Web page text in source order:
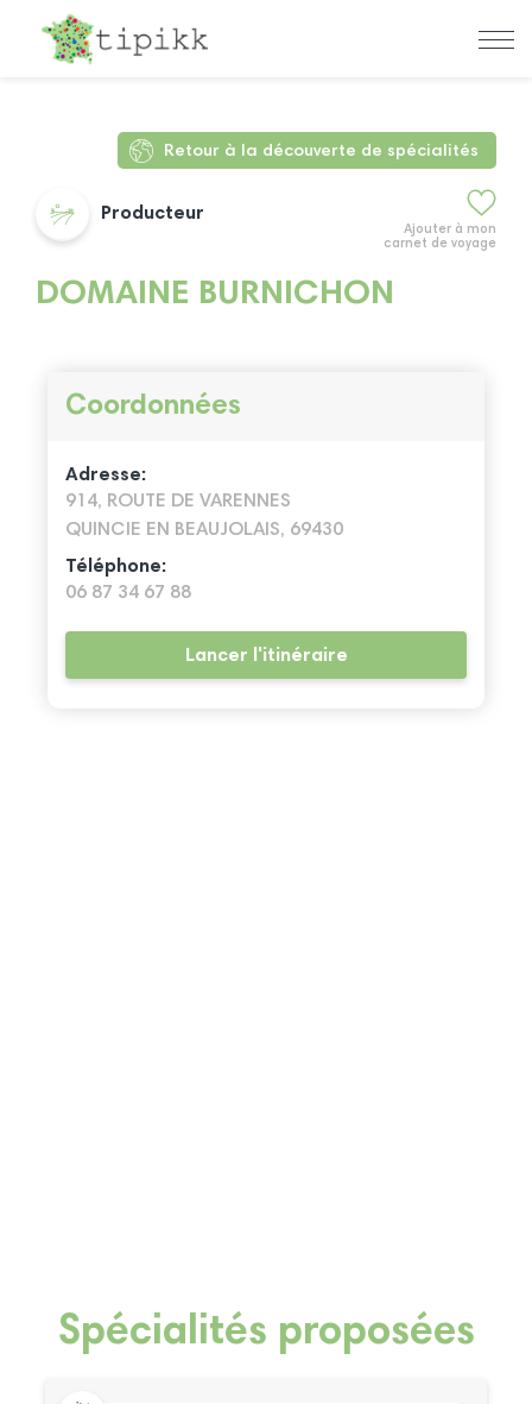
Retour à la découverte de spécialités
Ajouter à mon
carnet de voyage
Producteur
DOMAINE BURNICHON
Coordonnées
Adresse:
914, ROUTE DE VARENNES
QUINCIE EN BEAUJOLAIS, 69430
Téléphone:
06 87 34 67 88
Lancer l'itinéraire
Spécialités proposées